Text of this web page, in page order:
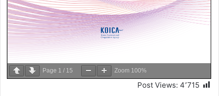
Page 1 / 15 Zoom 100%
Post Views: 4٬715